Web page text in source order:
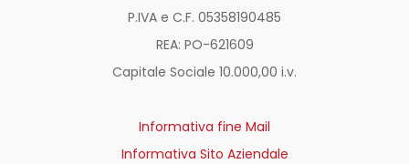
P.IVA e C.F. 05358190485
REA: PO-621609
Capitale Sociale 10.000,00 i.v.
Informativa fine Mail
Informativa Sito Aziendale